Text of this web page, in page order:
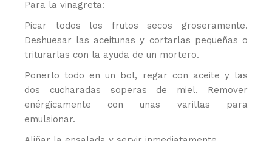
Para la vinagreta:
Picar todos los frutos secos groseramente.
Deshuesar las aceitunas y cortarlas pequeñas o
triturarlas con la ayuda de un mortero.
Ponerlo todo en un bol, regar con aceite y las
dos cucharadas soperas de miel. Remover
enérgicamente con unas varillas para
emulsionar.